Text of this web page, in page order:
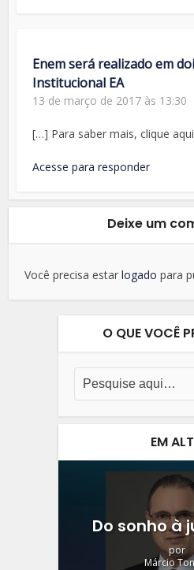
Enem será realizado em
Institucional EA
13 de março de 2017 às 13:30
[…] Para saber mais, clique
Acesse para responder
Deixe um
Você precisa estarlogado para
O QUE VOCÊ
EM
Do sonho à
por
Márcio